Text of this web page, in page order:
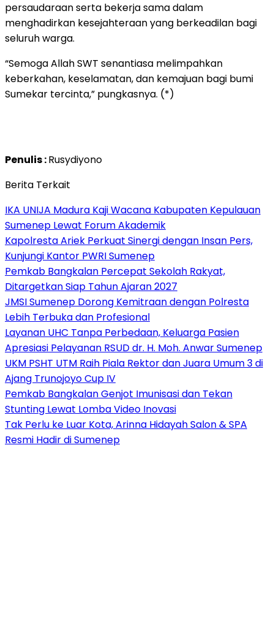
persaudaraan serta bekerja sama dalam
menghadirkan kesejahteraan yang berkeadilan bagi
seluruh warga.
“Semoga Allah SWT senantiasa melimpahkan
keberkahan, keselamatan, dan kemajuan bagi bumi
Sumekar tercinta,” pungkasnya. (*)
Penulis :Rusydiyono
Berita Terkait
IKA UNIJA Madura Kaji Wacana Kabupaten Kepulauan
Sumenep Lewat Forum Akademik
Kapolresta Ariek Perkuat Sinergi dengan Insan Pers,
Kunjungi Kantor PWRI Sumenep
Pemkab Bangkalan Percepat Sekolah Rakyat,
Ditargetkan Siap Tahun Ajaran 2027
JMSI Sumenep Dorong Kemitraan dengan Polresta
Lebih Terbuka dan Profesional
Layanan UHC Tanpa Perbedaan, Keluarga Pasien
Apresiasi Pelayanan RSUD dr. H. Moh. Anwar Sumenep
UKM PSHT UTM Raih Piala Rektor dan Juara Umum 3 di
Ajang Trunojoyo Cup IV
Pemkab Bangkalan Genjot Imunisasi dan Tekan
Stunting Lewat Lomba Video Inovasi
Tak Perlu ke Luar Kota, Arinna Hidayah Salon & SPA
Resmi Hadir di Sumenep